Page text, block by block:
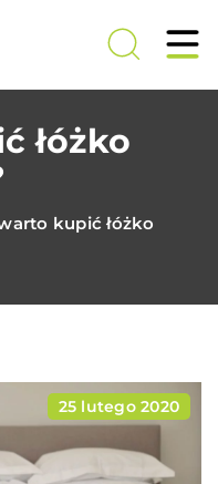
łóżko
kupić łóżko
25 lutego 2020